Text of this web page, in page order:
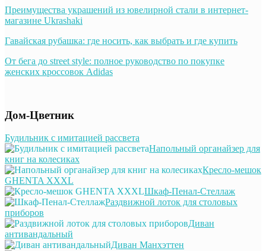
Преимущества украшений из ювелирной стали в интернет-
магазине Ukrashaki
Гавайская рубашка: где носить, как выбрать и где купить
От бега до street style: полное руководство по покупке
женских кроссовок Adidas
Дом-Цветник
Будильник с имитацией рассвета
Напольный органайзер для
книг на колесиках
Кресло-мешок
GHENTA XXXL
Шкаф-Пенал-Стеллаж
Раздвижной лоток для столовых
приборов
Диван
антивандальный
Диван Манхэттен